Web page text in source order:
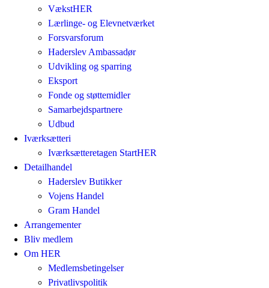
VækstHER
Lærlinge- og Elevnetværket
Forsvarsforum
Haderslev Ambassadør
Udvikling og sparring
Eksport
Fonde og støttemidler
Samarbejdspartnere
Udbud
Iværksætteri
Iværksætteretagen StartHER
Detailhandel
Haderslev Butikker
Vojens Handel
Gram Handel
Arrangementer
Bliv medlem
Om HER
Medlemsbetingelser
Privatlivspolitik